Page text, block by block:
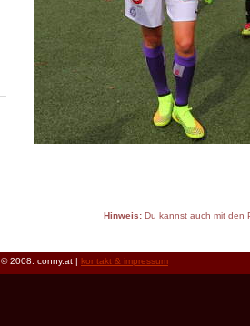
Hinweis:Du kannst auch mit den
© 2008: conny.at | kontakt & impressum